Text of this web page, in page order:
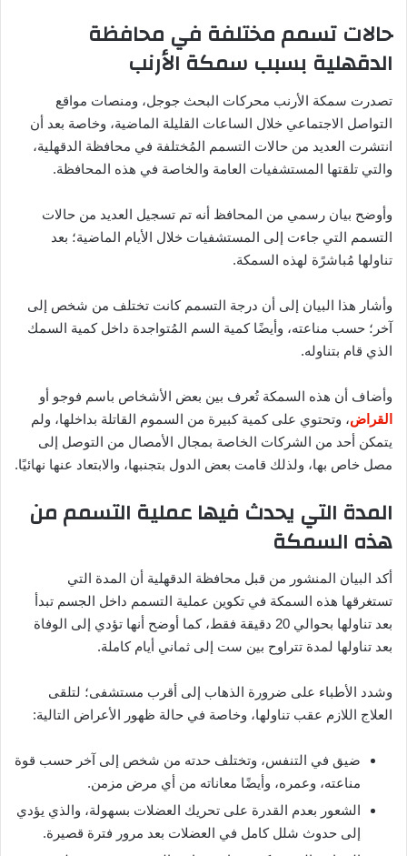
حالات تسمم مختلفة في محافظة
الدقهلية بسبب سمكة الأرنب
تصدرت سمكة الأرنب محركات البحث جوجل، ومنصات مواقع
التواصل الاجتماعي خلال الساعات القليلة الماضية، وخاصة بعد أن
انتشرت العديد من حالات التسمم المُختلفة في محافظة الدقهلية،
والتي تلقتها المستشفيات العامة والخاصة في هذه المحافظة.
وأوضح بيان رسمي من المحافظ أنه تم تسجيل العديد من حالات
التسمم التي جاءت إلى المستشفيات خلال الأيام الماضية؛ بعد
تناولها مُباشرًة لهذه السمكة.
وأشار هذا البيان إلى أن درجة التسمم كانت تختلف من شخص إلى
آخر؛ حسب مناعته، وأيضًا كمية السم المُتواجدة داخل كمية السمك
الذي قام بتناوله.
وأضاف أن هذه السمكة تُعرف بين بعض الأشخاص باسم فوجو أو
القراض، وتحتوي على كمية كبيرة من السموم القاتلة بداخلها، ولم
يتمكن أحد من الشركات الخاصة بمجال الأمصال من التوصل إلى
مصل خاص بها، ولذلك قامت بعض الدول بتجنبها، والابتعاد عنها نهائيًا.
المدة التي يحدث فيها عملية التسمم من
هذه السمكة
أكد البيان المنشور من قبل محافظة الدقهلية أن المدة التي
تستغرقها هذه السمكة في تكوين عملية التسمم داخل الجسم تبدأ
بعد تناولها بحوالي 20 دقيقة فقط، كما أوضح أنها تؤدي إلى الوفاة
بعد تناولها لمدة تتراوح بين ست إلى ثماني أيام كاملة.
وشدد الأطباء على ضرورة الذهاب إلى أقرب مستشفى؛ لتلقى
العلاج اللازم عقب تناولها، وخاصة في حالة ظهور الأعراض التالية:
ضيق في التنفس، وتختلف حدته من شخص إلى آخر حسب قوة
مناعته، وعمره، وأيضًا معاناته من أي مرض مزمن.
الشعور بعدم القدرة على تحريك العضلات بسهولة، والذي يؤدي
إلى حدوث شلل كامل في العضلات بعد مرور فترة قصيرة.